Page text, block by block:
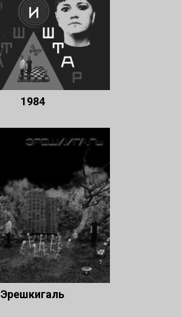
1984
Эрешкигаль